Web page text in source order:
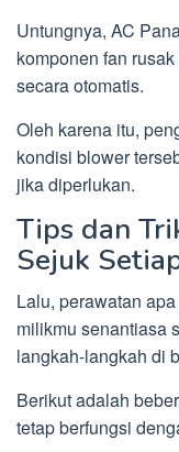
Untungnya, AC
komponen fan
secara otomatis.
Oleh karena itu,
kondisi blower
jika diperlukan.
Tips dan
Sejuk
Lalu, perawatan
milikmu senantiasa
langkah-langkah di
Berikut adalah
tetap berfungsi